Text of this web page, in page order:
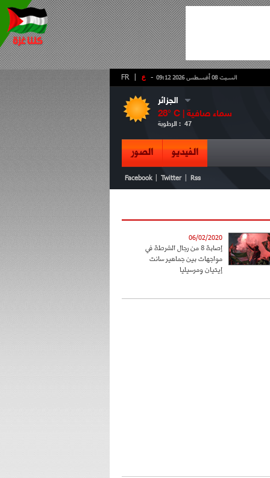
- ع FR السبت 08 أغسطس 2026 09:12
الجزائر
28° C | سماء صافية
الرطوبة : 47
الفيديو الصور
Facebook Twitter Rss
06/02/2020
إصابة 8 من رجال الشرطة في
مواجهات بين جماهير سانت
إيتيان ومرسيليا